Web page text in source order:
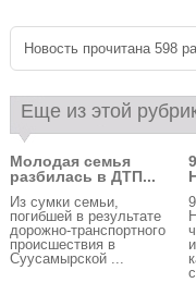
Новость прочитана 598
Еще из этой
Молодая семья
разбилась в ДТП...
Из сумки семьи,
погибшей в результате
дорожно-транспортного
происшествия в
Суусамырской ...